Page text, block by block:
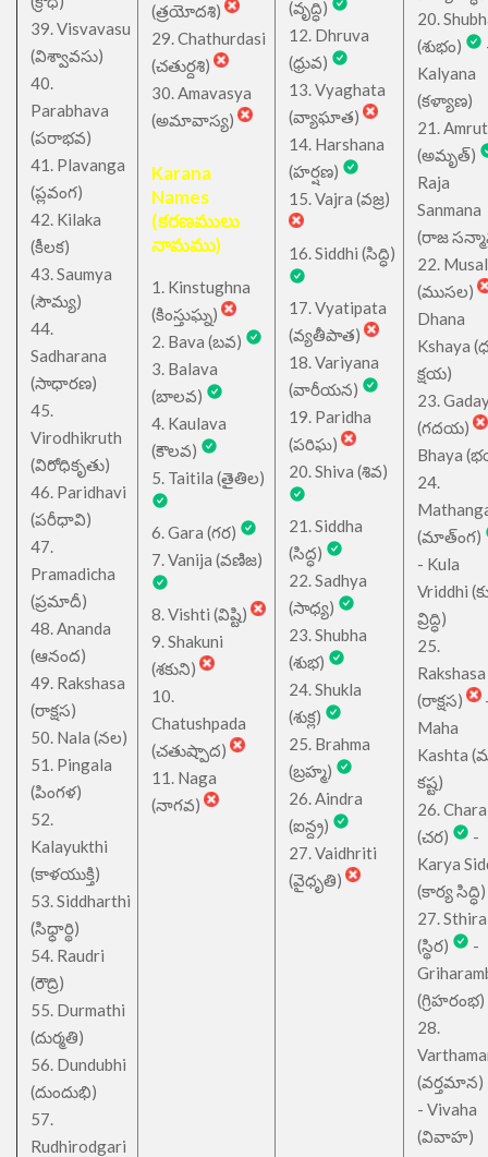
39. Visvavasu
(విశ్వావసు)
40.
Parabhava
(పరాభవ)
41. Plavanga
(ప్లవంగ)
42. Kilaka
(కీలక)
43. Saumya
(సౌమ్య)
44.
Sadharana
(సాధారణ)
45.
Virodhikruth
(విరోధికృతు)
46. Paridhavi
(పరీధావి)
47.
Pramadicha
(ప్రమాదీ)
48. Ananda
(ఆనంద)
49. Rakshasa
(రాక్షస)
50. Nala (నల)
51. Pingala
(పింగళ)
52.
Kalayukthi
(కాళయుక్తి)
53. Siddharthi
(సిధ్ధార్థి)
54. Raudri
(రౌద్రి)
55. Durmathi
(దుర్మతి)
56. Dundubhi
(దుందుభి)
57.
Rudhirodgari
(త్రయోదశి)
29. Chathurdasi
(చతుర్దశి)
30. Amavasya
(అమావాస్య)
Karana
Names
(కరణములు
నామము)
1. Kinstughna
(కింస్తుఘ్న)
2. Bava (బవ)
3. Balava
(బాలవ)
4. Kaulava
(కౌలవ)
5. Taitila (తైతిల)
6. Gara (గర)
7. Vanija (వణిజ)
8. Vishti (విష్టి)
9. Shakuni
(శకుని)
10.
Chatushpada
(చతుష్పాద)
11. Naga
(నాగవ)
(వృద్ధి)
12. Dhruva
(ధ్రువ)
13. Vyaghata
(వ్యాఘాత)
14. Harshana
(హర్షణ)
15. Vajra (వజ్ర)
16. Siddhi (సిద్ధి)
17. Vyatipata
(వ్యతీపాత)
18. Variyana
(వారీయన)
19. Paridha
(పరిఘ)
20. Shiva (శివ)
21. Siddha
(సిద్ధ)
22. Sadhya
(సాధ్య)
23. Shubha
(శుభ)
24. Shukla
(శుక్ల)
25. Brahma
(బ్రహ్మ)
26. Aindra
(ఐన్ద్ర)
27. Vaidhriti
(వైధృతి)
20.
(శుభం)
Kalyana
(కళ్యాణ)
21.
(అమృత్)
Raja
Sanmana
(రాజ
22.
(ముసల)
Dhana
Kshaya
క్షయ)
23.
(గదయ)
Bhaya
24.
(మాత్ంగ)
- Kula
Vriddhi
వ్రిద్ధి)
25.
Rakshasa
(రాక్షస)
Maha
Kashta
కష్ట)
26. Chara
(చర)
-
Karya
(కార్య సిద్ధి)
27. Sthira
(స్థిర)
-
(గ్రిహరంభ)
28.
(వర్తమాన)
- Vivaha
(వివాహ)